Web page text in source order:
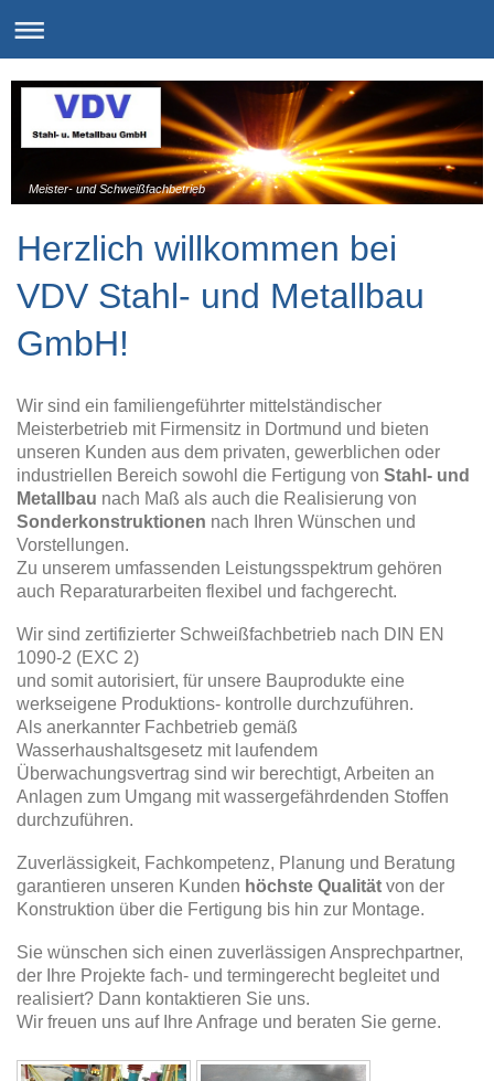
Meister- und Schweißfachbetrieb
Herzlich willkommen bei
VDV Stahl- und Metallbau
GmbH!
Wir sind ein familiengeführter mittelständischer
Meisterbetrieb mit Firmensitz in Dortmund und bieten
unseren Kunden aus dem privaten, gewerblichen oder
industriellen Bereich sowohl die Fertigung von Stahl- und
Metallbau nach Maß als auch die Realisierung von
Sonderkonstruktionen nach Ihren Wünschen und
Vorstellungen.
Zu unserem umfassenden Leistungsspektrum gehören
auch Reparaturarbeiten flexibel und fachgerecht.
Wir sind zertifizierter Schweißfachbetrieb nach DIN EN
1090-2 (EXC 2)
und somit autorisiert, für unsere Bauprodukte eine
werkseigene Produktions- kontrolle durchzuführen.
Als anerkannter Fachbetrieb gemäß
Wasserhaushaltsgesetz mit laufendem
Überwachungsvertrag sind wir berechtigt, Arbeiten an
Anlagen zum Umgang mit wassergefährdenden Stoffen
durchzuführen.
Zuverlässigkeit, Fachkompetenz, Planung und Beratung
garantieren unseren Kunden höchste Qualität von der
Konstruktion über die Fertigung bis hin zur Montage.
Sie wünschen sich einen zuverlässigen Ansprechpartner,
der Ihre Projekte fach- und termingerecht begleitet und
realisiert? Dann kontaktieren Sie uns.
Wir freuen uns auf Ihre Anfrage und beraten Sie gerne.